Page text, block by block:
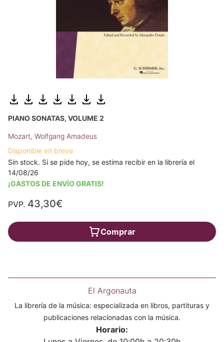
PIANO SONATAS, VOLUME 2
Mozart, Wolfgang Amadeus
Disponible en breve
Sin stock. Si se pide hoy, se estima recibir en la librería el
14/08/26
¡GASTOS DE ENVÍO GRATIS!
PVP. 43,30€
Comprar
El Argonauta
La librería de la música: especializada en libros, partituras y
publicaciones relacionadas con la música.
Horario: